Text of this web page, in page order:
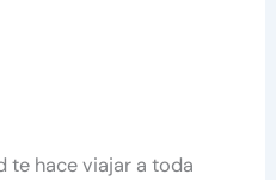
te hace viajar a toda